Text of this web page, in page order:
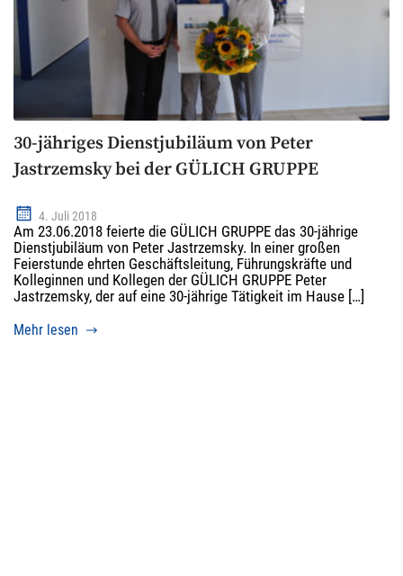
30-jähriges Dienstjubiläum von Peter
Jastrzemsky bei der GÜLICH GRUPPE
4. Juli 2018
Am 23.06.2018 feierte die GÜLICH GRUPPE das 30-jährige
Dienstjubiläum von Peter Jastrzemsky. In einer großen
Feierstunde ehrten Geschäftsleitung, Führungskräfte und
Kolleginnen und Kollegen der GÜLICH GRUPPE Peter
Jastrzemsky, der auf eine 30-jährige Tätigkeit im Hause […]
Mehr lesen